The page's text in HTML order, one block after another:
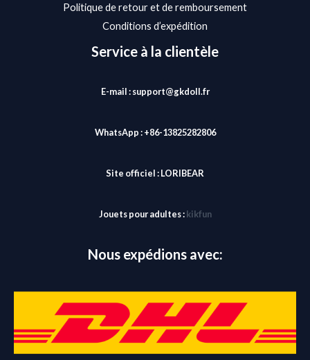
Politique de retour et de remboursement
Conditions d’expédition
Service à la clientèle
E-mail : support@gkdoll.fr
WhatsApp : +86-13825282806
Site officiel :LORIBEAR
Jouets pour adultes : kikfun
Nous expédions avec: